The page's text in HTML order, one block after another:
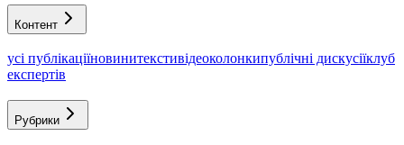
Контент
усі публікаціїновинитекстивідеоколонкипублічні дискусіїклуб
експертів
Рубрики